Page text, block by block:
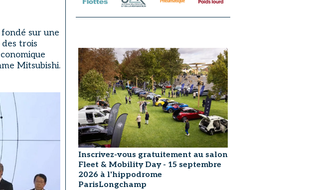
sur une
trois
Mitsubishi.
Inscrivez-vous gratuitement au salon
Fleet & Mobility Day - 15 septembre
2026 à l'hippodrome
ParisLongchamp